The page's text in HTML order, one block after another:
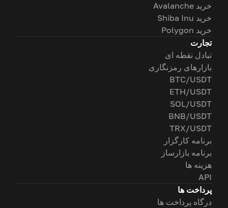
خرید Avalanche
خرید Shiba Inu
خرید Polygon
تجارت
تبادل نقطه ای
بازارهای رمزنگاری
BTC/USDT
ETH/USDT
SOL/USDT
BNB/USDT
TRX/USDT
برنامه کارگزار
برنامه بازارساز
هزینه ها
API
پرداخت ها
درگاه پرداخت ها